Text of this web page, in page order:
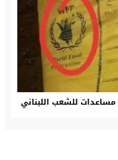
للشعب اللبناني